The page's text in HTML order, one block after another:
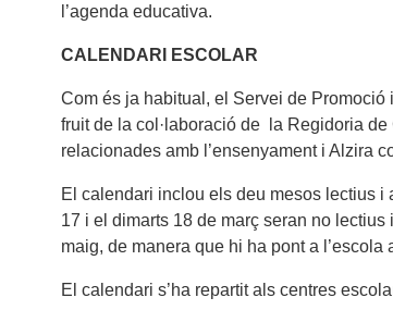
l’agenda educativa.
CALENDARI ESCOLAR
Com és ja habitual, el Servei de
fruit de la col·laboració de la Regidoria
relacionades amb l’ensenyament i Alzira
El calendari inclou els deu mesos lectius i
17 i el dimarts 18 de març seran no
maig, de manera que hi ha pont a
El calendari s’ha repartit als centres